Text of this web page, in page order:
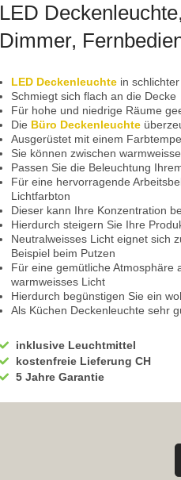
LED
Dimmer,
LED Deckenleuchte in
Schmiegt sich flach an die Decke
Für hohe und niedrige Räume
Die Büro Deckenleuchte
Ausgerüstet mit einem
Sie können zwischen
Passen Sie die Beleuchtung
Für eine hervorragende
Lichtfarbton
Dieser kann Ihre Konzentration
Hierdurch steigern Sie Ihre
Neutralweisses Licht eignet sich
Beispiel beim Putzen
Für eine gemütliche Atmosphäre
warmweisses Licht
Hierdurch begünstigen Sie ein
Als Küchen Deckenleuchte sehr
Warmweiss gestalten
Eignet sich auch sehr gut als
Diese kann in Reihe geschaltet
Sie können somit grössere
Die Wohnzimmer Deckenleuchte
Sie können die Helligkeit
inklusive Leuchtmittel
kostenfreie Lieferung CH
5 Jahre Garantie